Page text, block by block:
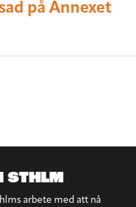
på Annexet
STHLM
arbete med att nå